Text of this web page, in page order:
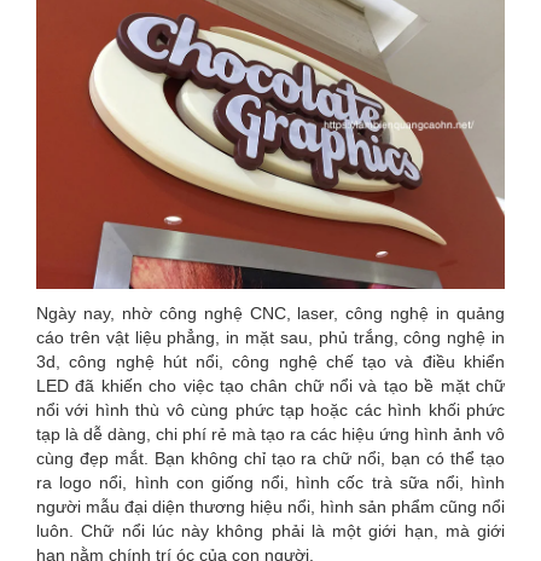
Ngày nay, nhờ công nghệ CNC, laser, công nghệ in quảng
cáo trên vật liệu phẳng, in mặt sau, phủ trắng, công nghệ in
3d, công nghệ hút nổi, công nghệ chế tạo và điều khiển
LED đã khiến cho việc tạo chân chữ nổi và tạo bề mặt chữ
nổi với hình thù vô cùng phức tạp hoặc các hình khối phức
tạp là dễ dàng, chi phí rẻ mà tạo ra các hiệu ứng hình ảnh vô
cùng đẹp mắt. Bạn không chỉ tạo ra chữ nổi, bạn có thể tạo
ra logo nổi, hình con giống nổi, hình cốc trà sữa nổi, hình
người mẫu đại diện thương hiệu nổi, hình sản phẩm cũng nổi
luôn. Chữ nổi lúc này không phải là một giới hạn, mà giới
hạn nằm chính trí óc của con người.